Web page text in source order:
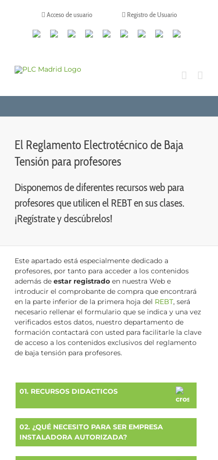
Acceso de usuario Registro de Usuario
CanalesLinkedinYoutubeTiktokFacebookInstagram
X TwitchContacto
El Reglamento Electrotécnico de Baja
Tensión para profesores
Disponemos de diferentes recursos web para
profesores que utilicen el REBT en sus clases.
¡Regístrate y descúbrelos!
Este apartado está especialmente dedicado a
profesores, por tanto para acceder a los contenidos
además de estar registrado en nuestra Web e
introducir el comprobante de compra que encontrará
en la parte inferior de la primera hoja del REBT, será
necesario rellenar el formulario que se indica y una vez
verificados estos datos, nuestro departamento de
formación contactará con usted para facilitarle la clave
de acceso a los contenidos exclusivos del reglamento
de baja tensión para profesores.
01. RECURSOS DIDACTICOS
02. ¿QUÉ NECESITO PARA SER EMPRESA
INSTALADORA AUTORIZADA?